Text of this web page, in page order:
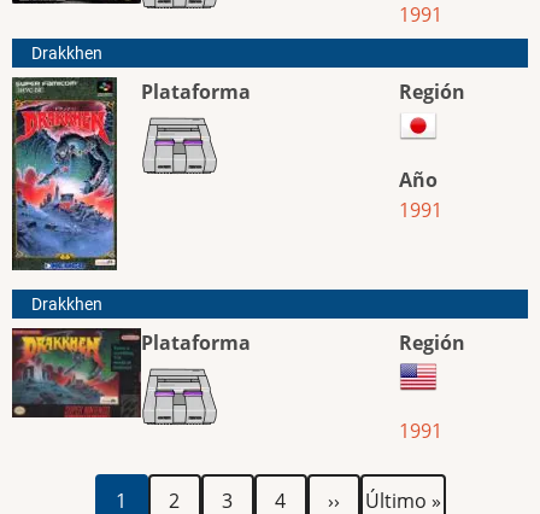
1991
Drakkhen
Plataforma Región
Año
1991
Drakkhen
Plataforma Región
1991
Página
1 Página
2 Página
3 Página
4
Siguiente
››
Última
Último »